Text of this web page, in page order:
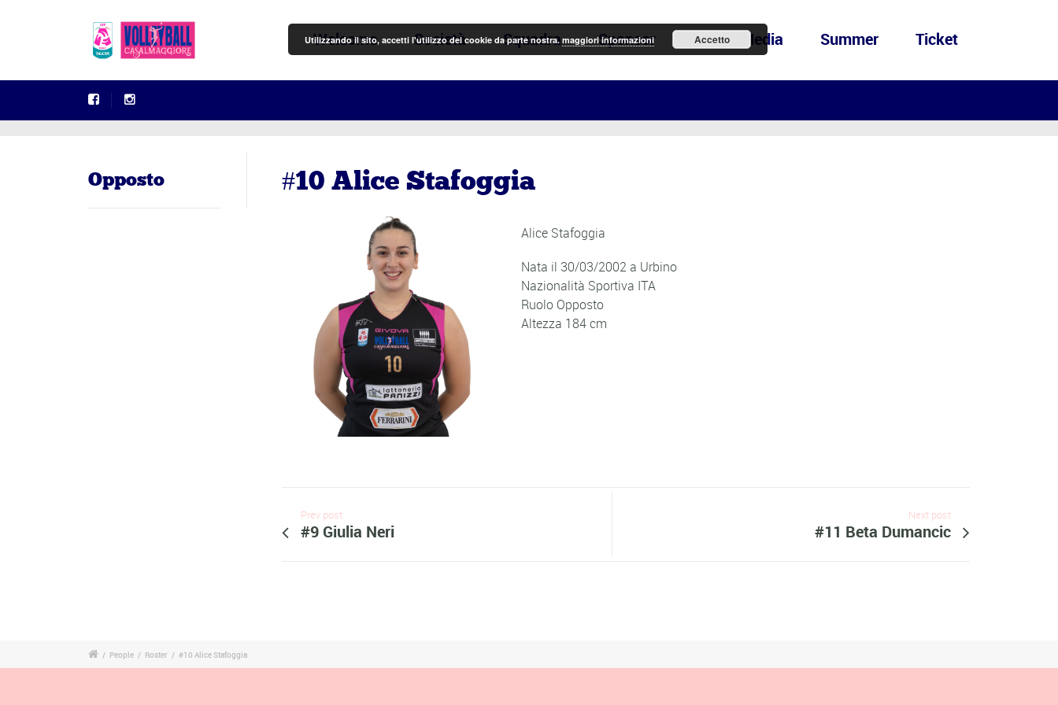
Welcome Società Squadra Sponsor News&Media Summer Ticket
Opposto #10 Alice Stafoggia
Alice Stafoggia
Nata il 30/03/2002 a Urbino
Nazionalità Sportiva ITA
Ruolo Opposto
Altezza 184 cm
Prev post
#9 Giulia Neri
Next post
#11 Beta Dumancic
/ People / Roster / #10 Alice Stafoggia
Utilizzando il sito, accetti l'utilizzo dei cookie da parte nostra.maggiori informazioni Accetto